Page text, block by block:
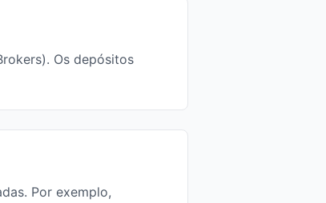
Os depósitos
Por exemplo,